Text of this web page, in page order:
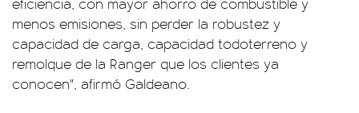
menos emisiones, sin perder la robustez y
capacidad de carga, capacidad todoterreno y
remolque de la Ranger que los clientes ya
conocen", afirmó Galdeano.